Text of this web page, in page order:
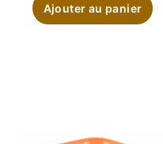
Ajouter au panier